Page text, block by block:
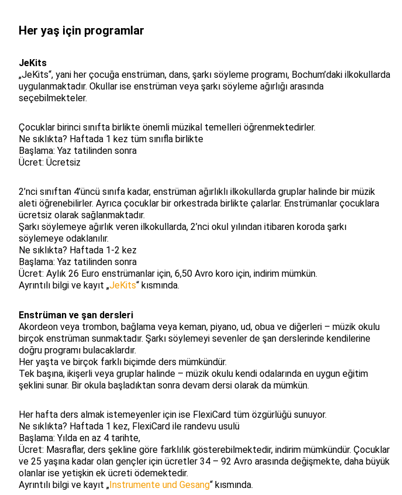
Her yaş için programlar
JeKits
„JeKits“, yani her çocuğa enstrüman, dans, şarkı söyleme programı, Bochum’daki ilkokullarda
uygulanmaktadır. Okullar ise enstrüman veya şarkı söyleme ağırlığı arasında
seçebilmekteler.
Çocuklar birinci sınıfta birlikte önemli müzikal temelleri öğrenmektedirler.
Ne sıklıkta? Haftada 1 kez tüm sınıfla birlikte
Başlama: Yaz tatilinden sonra
Ücret: Ücretsiz
2’nci sınıftan 4’üncü sınıfa kadar, enstrüman ağırlıklı ilkokullarda gruplar halinde bir müzik
aleti öğrenebilirler. Ayrıca çocuklar bir orkestrada birlikte çalarlar. Enstrümanlar çocuklara
ücretsiz olarak sağlanmaktadır.
Şarkı söylemeye ağırlık veren ilkokullarda, 2’nci okul yılından itibaren koroda şarkı
söylemeye odaklanılır.
Ne sıklıkta? Haftada 1-2 kez
Başlama: Yaz tatilinden sonra
Ücret: Aylık 26 Euro enstrümanlar için, 6,50 Avro koro için, indirim mümkün.
Ayrıntılı bilgi ve kayıt „JeKits“ kısmında.
Enstrüman ve şan dersleri
Akordeon veya trombon, bağlama veya keman, piyano, ud, obua ve diğerleri – müzik okulu
birçok enstrüman sunmaktadır. Şarkı söylemeyi sevenler de şan derslerinde kendilerine
doğru programı bulacaklardır.
Her yaşta ve birçok farklı biçimde ders mümkündür.
Tek başına, ikişerli veya gruplar halinde – müzik okulu kendi odalarında en uygun eğitim
şeklini sunar. Bir okula başladıktan sonra devam dersi olarak da mümkün.
Her hafta ders almak istemeyenler için ise FlexiCard tüm özgürlüğü sunuyor.
Ne sıklıkta? Haftada 1 kez, FlexiCard ile randevu usulü
Başlama: Yılda en az 4 tarihte,
Ücret: Masraflar, ders şekline göre farklılık gösterebilmektedir, indirim mümkündür. Çocuklar
ve 25 yaşına kadar olan gençler için ücretler 34 – 92 Avro arasında değişmekte, daha büyük
olanlar ise yetişkin ek ücreti ödemektedir.
Ayrıntılı bilgi ve kayıt „Instrumente und Gesang“ kısmında.